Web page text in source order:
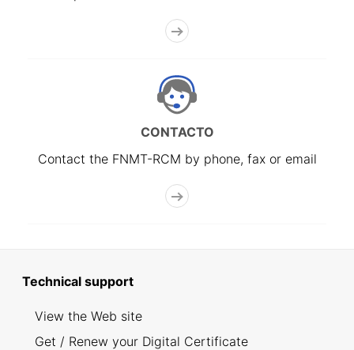
CONTACTO
Contact the FNMT-RCM by phone, fax or email
Technical support
View the Web site
Get / Renew your Digital Certificate